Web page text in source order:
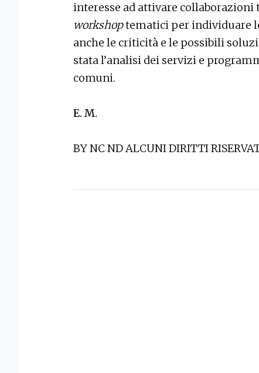
interesse ad attivare
workshoptematici per individuare
anche le criticità e le possibili
stata l’analisi dei servizi e
comuni.
E. M.
BY NC ND ALCUNI DIRITTI